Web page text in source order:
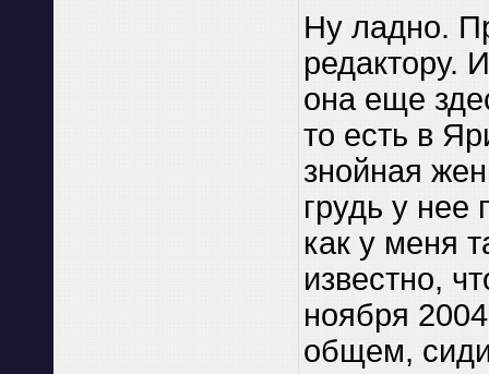
Ну ладно.
редактору.
она еще
то есть в
знойная
грудь у
как у меня
известно,
ноября
общем,